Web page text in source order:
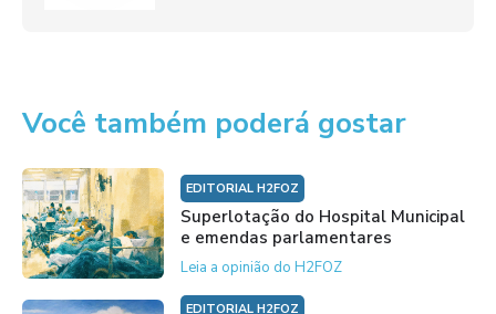
Você também poderá gostar
EDITORIAL H2FOZ
Superlotação do Hospital Municipal
e emendas parlamentares
Leia a opinião do H2FOZ
EDITORIAL H2FOZ